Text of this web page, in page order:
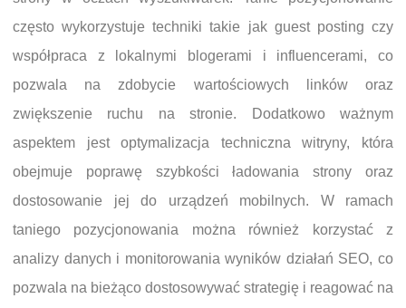
często wykorzystuje techniki takie jak guest posting czy
współpraca z lokalnymi blogerami i influencerami, co
pozwala na zdobycie wartościowych linków oraz
zwiększenie ruchu na stronie. Dodatkowo ważnym
aspektem jest optymalizacja techniczna witryny, która
obejmuje poprawę szybkości ładowania strony oraz
dostosowanie jej do urządzeń mobilnych. W ramach
taniego pozycjonowania można również korzystać z
analizy danych i monitorowania wyników działań SEO, co
pozwala na bieżąco dostosowywać strategię i reagować na